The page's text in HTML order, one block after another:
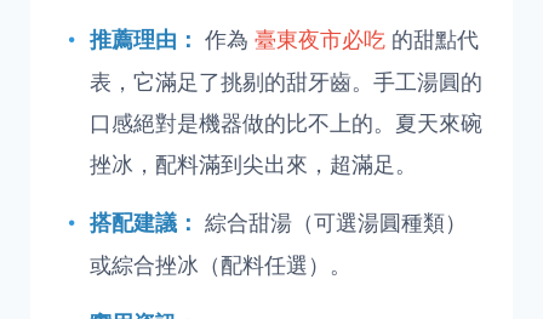
推薦理由： 作為 臺東夜市必吃 的甜點代
表，它滿足了挑剔的甜牙齒。手工湯圓的
口感絕對是機器做的比不上的。夏天來碗
挫冰，配料滿到尖出來，超滿足。
搭配建議： 綜合甜湯（可選湯圓種類）
或綜合挫冰（配料任選）。